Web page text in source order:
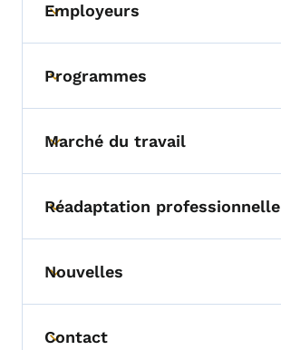
Toggle submenu
Employeurs
Toggle submenu
Programmes
Toggle submenu
Marché du travail
Toggle submenu
Réadaptation professionnelle
Toggle submenu
Nouvelles
Contact